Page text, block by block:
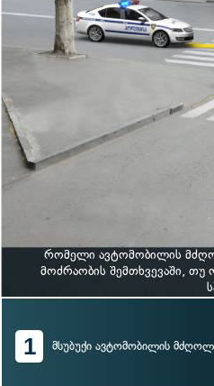
რომელი ავტომობილის
მოძრაობის შემთხვევაში,
1 მსუბუქი ავტომობილის